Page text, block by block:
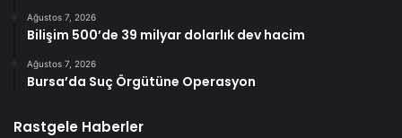
Ağustos 7, 2026
Bilişim 500’de 39 milyar dolarlık dev hacim
Ağustos 7, 2026
Bursa’da Suç Örgütüne Operasyon
Rastgele Haberler